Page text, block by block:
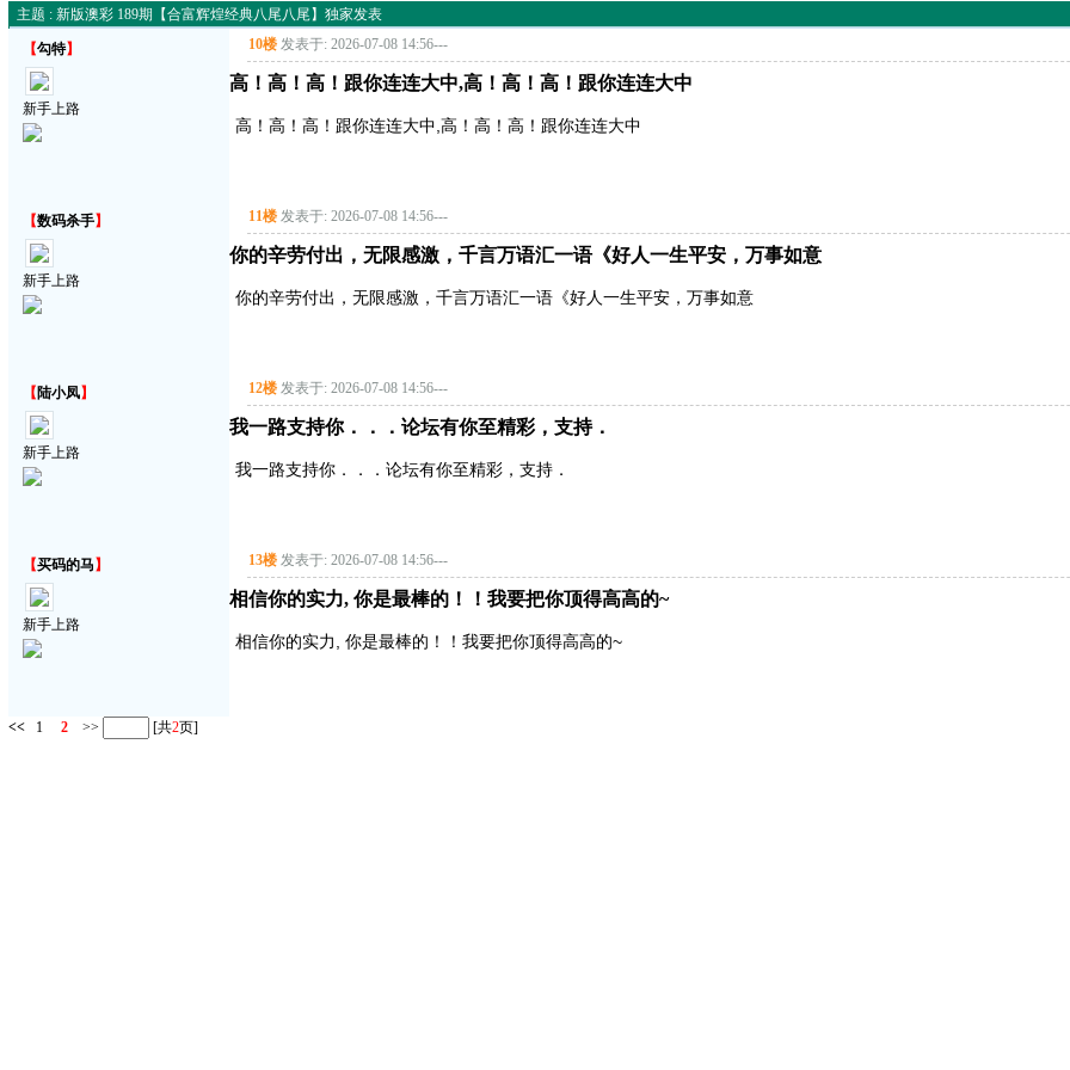
主题 : 新版澳彩 189期【合富辉煌经典八尾八尾】独家发表
【勾特】
新手上路
10楼 发表于: 2026-07-08 14:56---
高！高！高！跟你连连大中,高！高！高！跟你连连大中
高！高！高！跟你连连大中,高！高！高！跟你连连大中
【数码杀手】
新手上路
11楼 发表于: 2026-07-08 14:56---
你的辛劳付出，无限感激，千言万语汇一语《好人一生平安，万事如意
你的辛劳付出，无限感激，千言万语汇一语《好人一生平安，万事如意
【 陆小凤】
新手上路
12楼 发表于: 2026-07-08 14:56---
我一路支持你．．．论坛有你至精彩，支持．
我一路支持你．．．论坛有你至精彩，支持．
【买码的马 】
新手上路
13楼 发表于: 2026-07-08 14:56---
相信你的实力, 你是最棒的！！我要把你顶得高高的~
相信你的实力, 你是最棒的！！我要把你顶得高高的~
<< 1 2 >> [共2页]